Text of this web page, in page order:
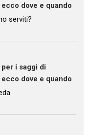
dove e quando
serviti?
i saggi di
dove e quando